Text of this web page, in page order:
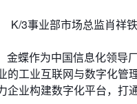
K/3事业部市场总监肖祥
蝶作为中国信息化领
的工业互联网与数字化
业构建数字化平台，打